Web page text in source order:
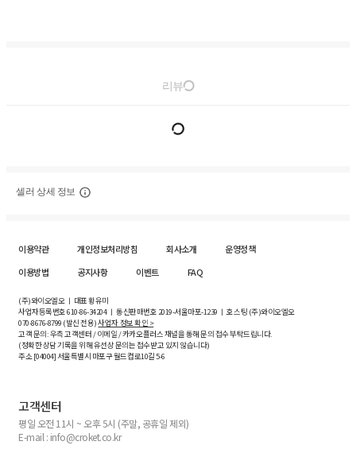
리뷰
셀러 상세 정보
이용약관 개인정보처리방침 회사소개
운영정책
이용방법
공지사항 이벤트 FAQ
(주)와이오엘오 ㅣ 대표 황유미
사업자등록번호610-86-34204ㅣ 통신판매번호 2019-서울마포-1239 ㅣ 호스팅 (주)와이오엘오
070-8676-8799 (발신 전용)사업자 정보 확인 >
고객 문의: 우측 고객센터 / 이메일 / 카카오플러스 채널을 통해 문의 접수 부탁드립니다.
(정확한 상담 기록을 위해 유선상 문의는 접수받고 있지 않습니다)
주소 [04004] 서울특별시 마포구 월드컵로10길5-6
고객센터
평일 오전 11시 ~ 오후 5시 (주말, 공휴일 제외)
E-mail : info@croket.co.kr